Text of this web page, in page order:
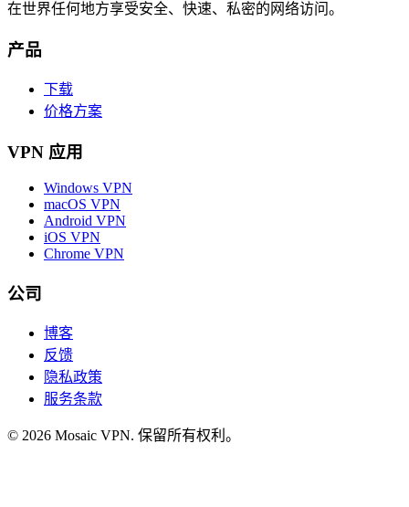
在世界任何地方享受安全、快速、私密的网络访问。
产品
下载
价格方案
VPN 应用
Windows VPN
macOS VPN
Android VPN
iOS VPN
Chrome VPN
公司
博客
反馈
隐私政策
服务条款
© 2026 Mosaic VPN. 保留所有权利。